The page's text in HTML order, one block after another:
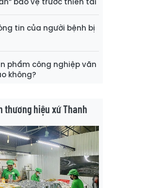
tin của người bệnh bị
phẩm công nghiệp văn
không?
thương hiệu xứ Thanh